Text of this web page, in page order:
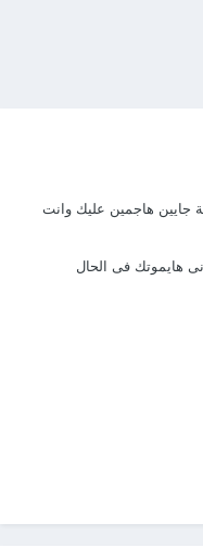
جايين هاجمين عليك وانت
هايموتك فى الحال